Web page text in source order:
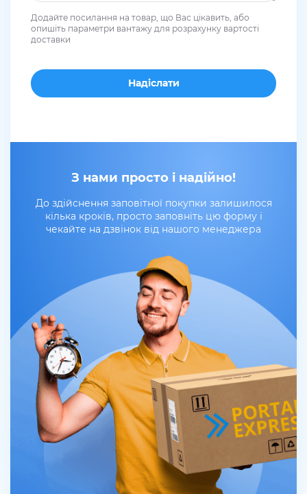
З нами просто і надійно!
До здійснення заповітної покупки залишилося
кілька кроків, просто заповніть цю форму і
чекайте на дзвінок від нашого менеджера
Додайте посилання на товар, що Вас цікавить, або
опишіть параметри вантажу для розрахунку вартості
доставки